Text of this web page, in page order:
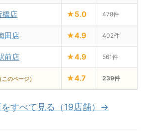
橋店 ★5.0 478件
田店 ★4.9 402件
前店 ★4.9 561件
（このページ） ★4.7 239件
すべて見る（19店舗）→